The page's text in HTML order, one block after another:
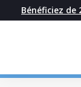
Bénéficiez de